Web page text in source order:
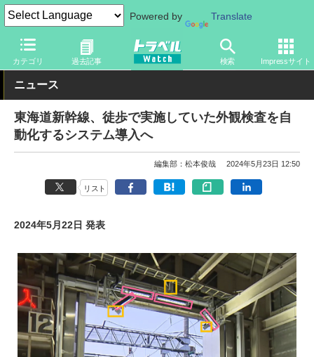
Powered by Translate
カテゴリ 過去記事 検索 Impressサイト
トラベル Watch 企業・政府・官庁 鉄道 JR
ニュース
東海道新幹線、徒歩で実施していた外観検査を自
動化するシステム導入へ
編集部：松本俊哉 2024年5月23日 12:50
リスト
2024年5月22日 発表